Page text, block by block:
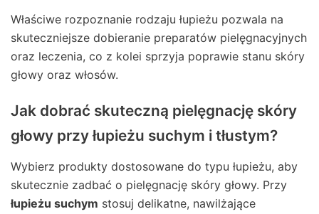
Właściwe rozpoznanie rodzaju łupieżu pozwala na
skuteczniejsze dobieranie preparatów pielęgnacyjnych
oraz leczenia, co z kolei sprzyja poprawie stanu skóry
głowy oraz włosów.
Jak dobrać skuteczną pielęgnację skóry
głowy przy łupieżu suchym i tłustym?
Wybierz produkty dostosowane do typu łupieżu, aby
skutecznie zadbać o pielęgnację skóry głowy. Przy
łupieżu suchym stosuj delikatne, nawilżające